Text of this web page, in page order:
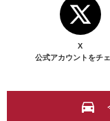
X
公式アカウントをチ